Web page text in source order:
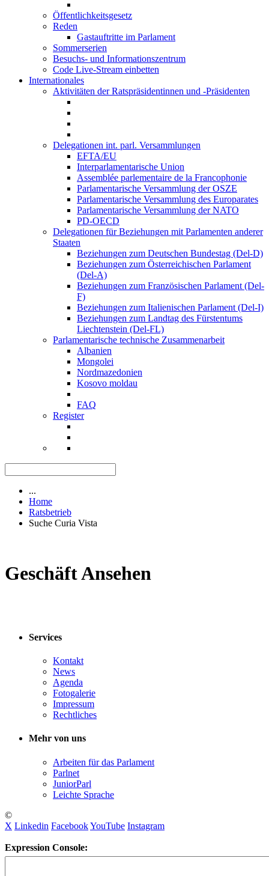
Öffentlichkeitsgesetz
Reden
Gastauftritte im Parlament
Sommerserien
Besuchs- und Informationszentrum
Code Live-Stream einbetten
Internationales
Aktivitäten der Ratspräsidentinnen und -Präsidenten
Delegationen int. parl. Versammlungen
EFTA/EU
Interparlamentarische Union
Assemblée parlementaire de la Francophonie
Parlamentarische Versammlung der OSZE
Parlamentarische Versammlung des Europarates
Parlamentarische Versammlung der NATO
PD-OECD
Delegationen für Beziehungen mit Parlamenten anderer
Staaten
Beziehungen zum Deutschen Bundestag (Del-D)
Beziehungen zum Österreichischen Parlament
(Del-A)
Beziehungen zum Französischen Parlament (Del-
F)
Beziehungen zum Italienischen Parlament (Del-I)
Beziehungen zum Landtag des Fürstentums
Liechtenstein (Del-FL)
Parlamentarische technische Zusammenarbeit
Albanien
Mongolei
Nordmazedonien
Kosovo moldau
FAQ
Register
...
Home
Ratsbetrieb
Suche Curia Vista
Geschäft Ansehen
Services
Kontakt
News
Agenda
Fotogalerie
Impressum
Rechtliches
Mehr von uns
Arbeiten für das Parlament
Parlnet
JuniorParl
Leichte Sprache
©
X Linkedin FacebookYouTube Instagram
Expression Console: